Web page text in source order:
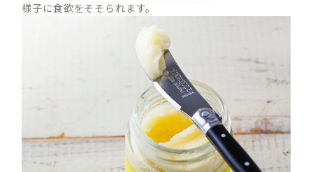
様子に食欲をそそられます。